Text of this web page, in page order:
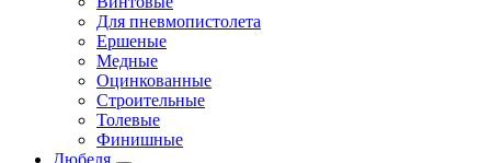
Для пневмопистолета
Ершеные
Медные
Оцинкованные
Строительные
Толевые
Финишные
Дюбеля